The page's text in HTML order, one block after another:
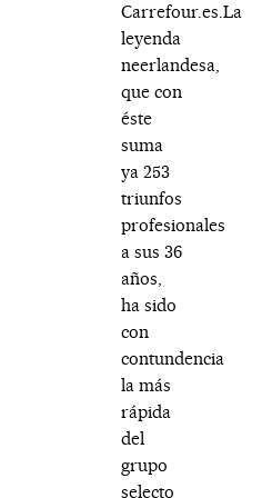
Carrefour.es.La
leyenda
neerlandesa,
que con
éste
suma
ya 253
triunfos
profesionales
a sus 36
años,
ha sido
con
contundencia
la más
rápida
del
grupo
selecto